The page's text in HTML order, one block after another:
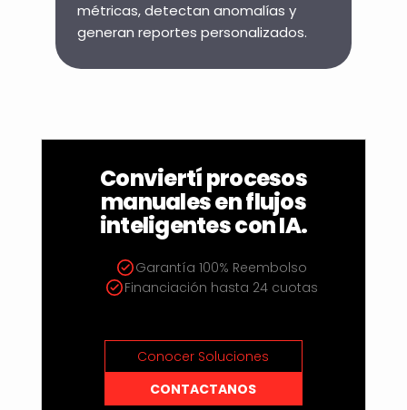
métricas, detectan anomalías y
generan reportes personalizados.
Conviertí procesos
manuales en flujos
inteligentes con IA.
Garantía 100% Reembolso
Financiación hasta 24 cuotas
Conocer Soluciones
CONTACTANOS